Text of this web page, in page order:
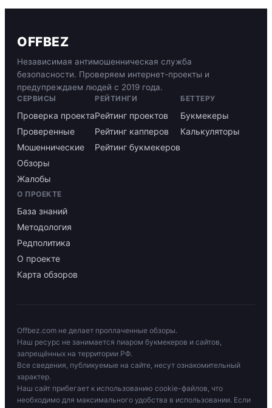
OFFBEZ
Независимая антимошенническая служба
безопасности. Проверяем интернет-проекты и
предупреждаем людей с 2019 года.
СЕРВИСЫ
Проверка проекта
Проверенные
Мошеннические
Обзоры
Жалобы
РЕЙТИНГИ
Рейтинг проектов
Рейтинг капперов
Рейтинг букмекеров
БЕТТЕРУ
Букмекеры
Калькуляторы
О ПРОЕКТЕ
База знаний
Методология
Редполитика
О проекте
Карта обзоров
Offbez.com не делает проплаченные обзоры.
Наш ресурс не занимается пиаром букмекеров и сайтов,
запрещённых на территории РФ.
Все сведения, публикуемые на сайте, несут ознакомительный
характер.
Наш сайт прибегает к использованию cookie-файлов, что
необходимо для максимального удобства в использовании. Если